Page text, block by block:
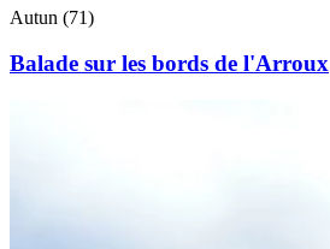
Autun (71)
Balade sur les bords de l'Arroux